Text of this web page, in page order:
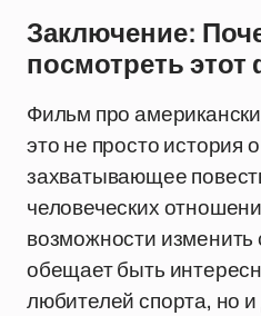
Заключение:
посмотреть
Фильм про
это не просто история
захватывающее
человеческих
возможности
обещает быть
любителей спорта, но и